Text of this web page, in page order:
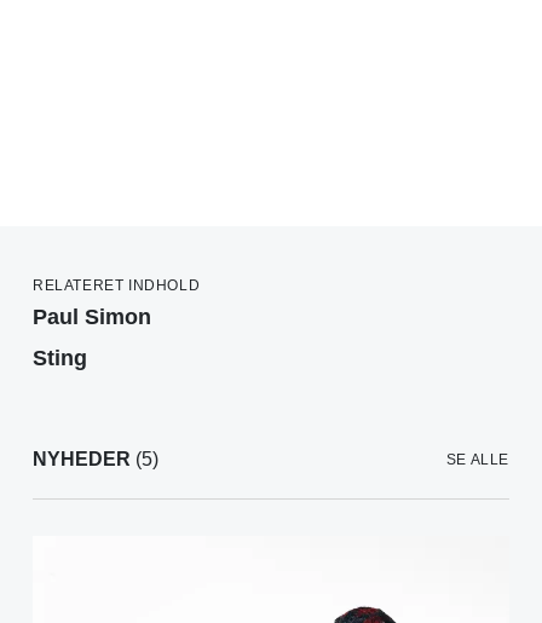
RELATERET INDHOLD
Paul Simon
Sting
NYHEDER (5) SE ALLE